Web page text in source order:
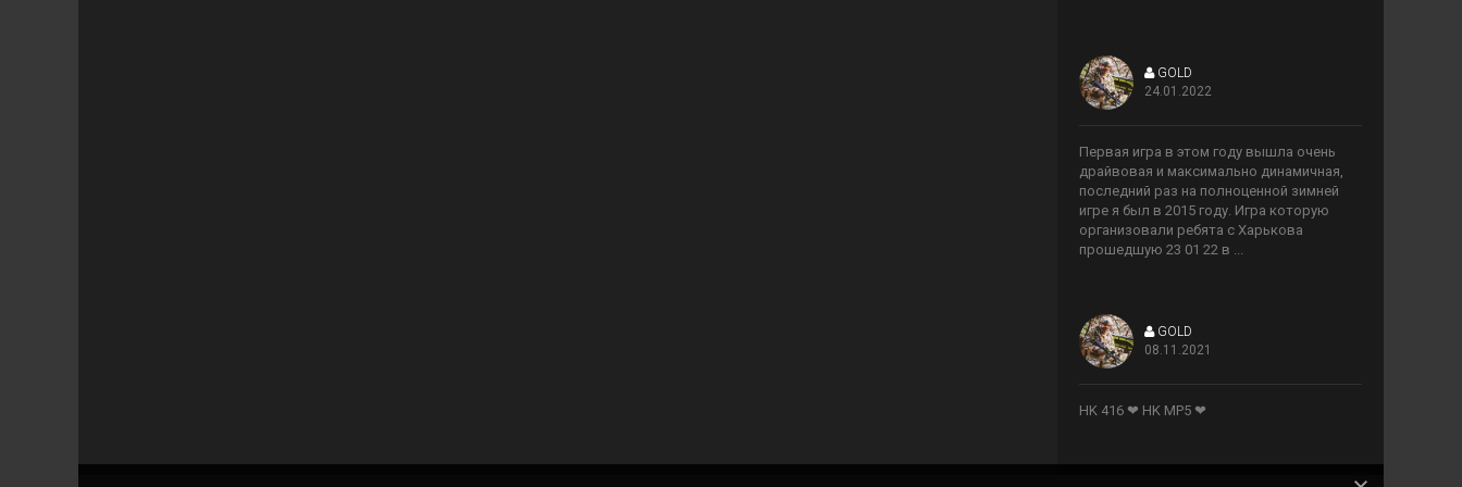
GOLD
24.01.2022
Первая игра в этом году вышла очень
драйвовая и максимально динамичная,
последний раз на полноценной зимней
игре я был в 2015 году. Игра которую
организовали ребята с Харькова
прошедшую 23 01 22 в ...
GOLD
08.11.2021
HK 416 ❤ HK MP5 ❤